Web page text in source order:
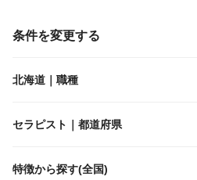
条件を変更する
北海道｜職種
セラピスト｜都道府県
特徴から探す(全国)